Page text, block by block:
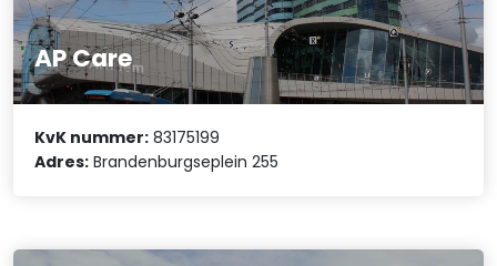
AP Care
KvK nummer: 83175199
Adres: Brandenburgseplein 255